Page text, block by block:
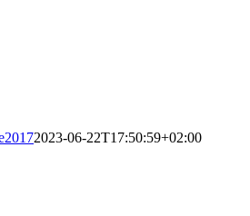
2023-06-22T17:50:59+02:00